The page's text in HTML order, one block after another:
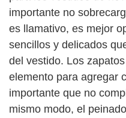
importante no
es llamativo, es mejor
sencillos y delicados
del vestido. Los
elemento para agregar
importante que no
mismo modo, el